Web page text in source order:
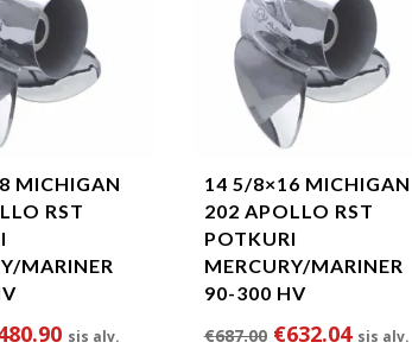
MICHIGAN
RST
MARINER
hinta oli: €687.00.
Nykyinen hinta on: €480.90.
sis alv.
14 5/8×16 MICHIGAN
202 APOLLO RST
POTKURI
MERCURY/MARINER
90-300 HV
€687.00 €632.04 sis alv.